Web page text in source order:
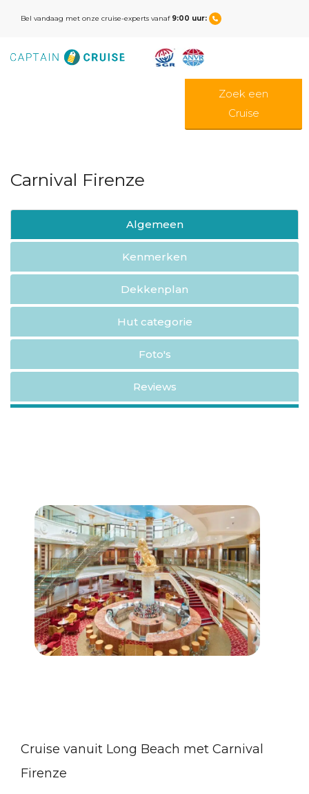
Bel vandaag met onze cruise-experts vanaf 9:00 uur:
Zoek een
Cruise
Carnival Firenze
Algemeen
Kenmerken
Dekkenplan
Hut categorie
Foto's
Reviews
Cruise vanuit Long Beach met Carnival
Firenze